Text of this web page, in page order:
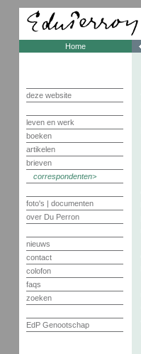
Home
deze website
leven en werk
boeken
artikelen
brieven
correspondenten
foto's | documenten
over Du Perron
nieuws
contact
colofon
faqs
zoeken
EdP Genootschap